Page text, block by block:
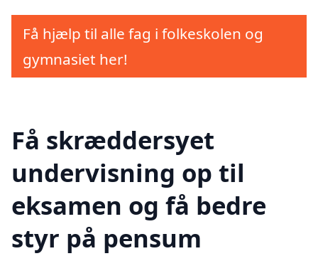
Få hjælp til alle fag i folkeskolen og
gymnasiet her!
Få skræddersyet
undervisning op til
eksamen og få bedre
styr på pensum